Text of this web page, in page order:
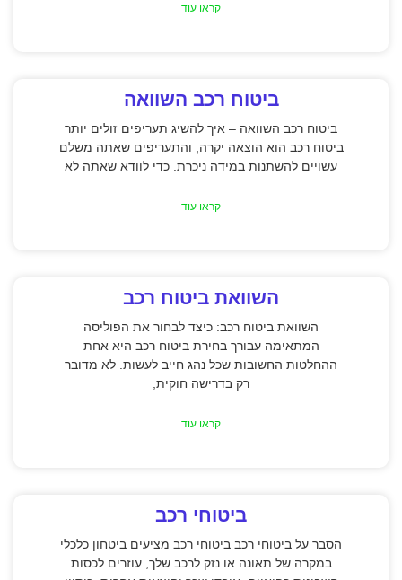
קראו עוד
ביטוח רכב השוואה
ביטוח רכב השוואה – איך להשיג תעריפים זולים יותר
ביטוח רכב הוא הוצאה יקרה, והתעריפים שאתה משלם
עשויים להשתנות במידה ניכרת. כדי לוודא שאתה לא
קראו עוד
השוואת ביטוח רכב
השוואת ביטוח רכב: כיצד לבחור את הפוליסה
המתאימה עבורך בחירת ביטוח רכב היא אחת
ההחלטות החשובות שכל נהג חייב לעשות. לא מדובר
רק בדרישה חוקית,
קראו עוד
ביטוחי רכב
הסבר על ביטוחי רכב ביטוחי רכב מציעים ביטחון כלכלי
במקרה של תאונה או נזק לרכב שלך, עוזרים לכסות